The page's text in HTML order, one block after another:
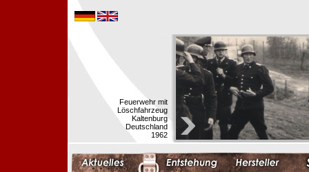
Feuerwehr mit
Löschfahrzeug
Kaltenburg
Deutschland
1962